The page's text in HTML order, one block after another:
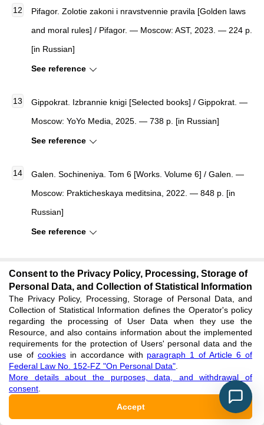
Pifagor. Zolotie zakoni i nravstvennie pravila [Golden laws
and moral rules] / Pifagor. — Moscow: AST, 2023. — 224 p.
[in Russian]
See reference
Gippokrat. Izbrannie knigi [Selected books] / Gippokrat. —
Moscow: YoYo Media, 2025. — 738 p. [in Russian]
See reference
Galen. Sochineniya. Tom 6 [Works. Volume 6] / Galen. —
Moscow: Prakticheskaya meditsina, 2022. — 848 p. [in
Russian]
See reference
All articles are peer-reviewed. But the reviewer or the author of
the article chose not to publish a review of this article in the
public domain. The review can be provided to the competent
authorities upon request.
AUTHOR INFORMATION
Argyngazin Galym Argyngazyevich
Consent to the Privacy Policy, Processing, Storage of
Personal Data, and Collection of Statistical Information
The Privacy Policy, Processing, Storage of Personal Data, and
Collection of Statistical Information defines the Operator's policy
regarding the processing of User Data when they use the
Resource, and also contains information about the implemented
requirements for the protection of Users' personal data and the
use of cookiesin accordance with paragraph 1 of Article 6 of
Federal Law No. 152-FZ "On Personal Data"
More details about the purposes, data, and withdrawal of
consent
Accept